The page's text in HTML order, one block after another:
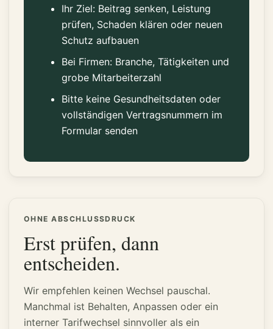
Ihr Ziel: Beitrag senken, Leistung
prüfen, Schaden klären oder neuen
Schutz aufbauen
Bei Firmen: Branche, Tätigkeiten und
grobe Mitarbeiterzahl
Bitte keine Gesundheitsdaten oder
vollständigen Vertragsnummern im
Formular senden
OHNE ABSCHLUSSDRUCK
Erst prüfen, dann
entscheiden.
Wir empfehlen keinen Wechsel pauschal.
Manchmal ist Behalten, Anpassen oder ein
interner Tarifwechsel sinnvoller als ein